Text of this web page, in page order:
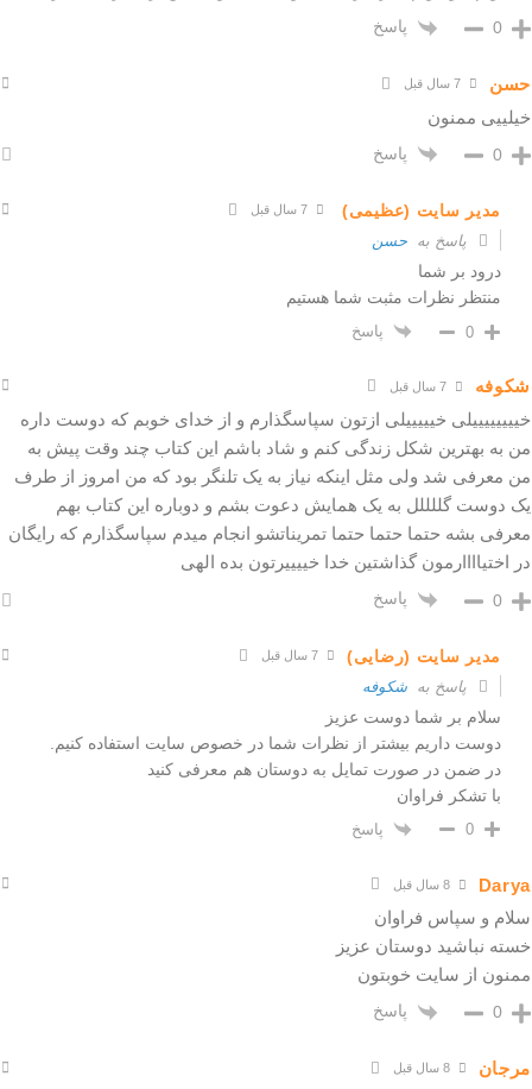
0 پاسخ
حسن 7 سال قبل
خیلییی ممنون
0 پاسخ
مدیر سایت (عظیمی)
پاسخ به حسن
درود بر شما
منتظر نظرات مثبت شما هستیم
0 پاسخ
شکوفه 7 سال قبل
خییییییییلی خیییییلی ازتون سپاسگذارم و از خدای خوبم که دوست داره
من به بهترین شکل زندگی کنم و شاد باشم این کتاب چند وقت پیش به
من معرفی شد ولی مثل اینکه نیاز به یک تلنگر بود که من امروز از طرف
یک دوست گللللل به یک همایش دعوت بشم و دوباره این کتاب بهم
معرفی بشه حتما حتما حتما تمریناتشو انجام میدم سپاسگذارم که رایگان
در اختیاااارمون گذاشتین خدا خییییرتون بده الهی
0 پاسخ
مدیر سایت (رضایی)
پاسخ به شکوفه
سلام بر شما دوست عزیز
دوست داریم بیشتر از نظرات شما در خصوص سایت استفاده کنیم.
در ضمن در صورت تمایل به دوستان هم معرفی کنید
با تشکر فراوان
0 پاسخ
Darya 8 سال قبل
سلام و سپاس فراوان
خسته نباشید دوستان عزیز
ممنون از سایت خوبتون
0 پاسخ
مرجان 8 سال قبل